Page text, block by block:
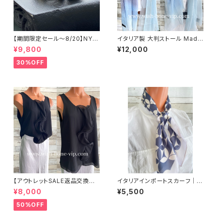
【期間限定セール～8/20】NYシ
ルバーリング 特大メンズリング
SILVER925 フェザーリング ナ
バホ族 インディアンジュエリー
太め 指輪 ホピ
¥9,800
30%OFF
イタリア製 大判ストール Made
in ITALY COTTON 100% コ
ットン｜ロングストール・心地よ
¥12,000
【アウトレットSALE返品交換不
可8/20まで】イタリア製 CASA
DEILUCA ITALY｜前フリル＆B
IGフリルトップス /ブラック
¥8,000
50%OFF
イタリアインポートスカーフ｜小
さめスカーフ ツヤスカーフ・SIL
K風 バッグスカーフ/ネイビー＆
¥5,500